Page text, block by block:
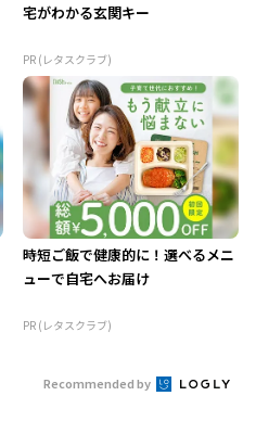
宅がわかる玄関キー
PR (レタスクラブ)
時短ご飯で健康的に！選べるメニ
ューで自宅へお届け
PR (レタスクラブ)
Recommended by